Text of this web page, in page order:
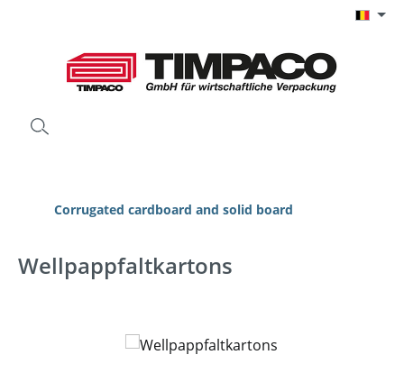
Corrugated cardboard and solid board
Wellpappfaltkartons
Afbeeldingengalerij overslaan